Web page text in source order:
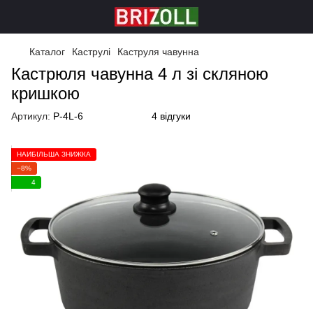
Каталог Каструлі Каструля чавунна
Кастрюля чавунна 4 л зі скляною
кришкою
Артикул: P-4L-6 4 відгуки
НАЙБІЛЬША ЗНИЖКА
−8%
4